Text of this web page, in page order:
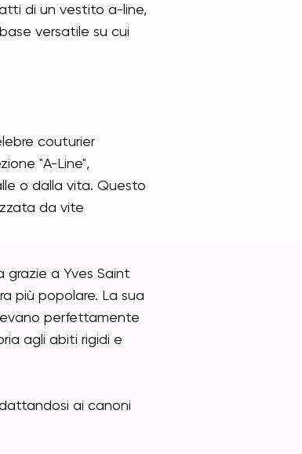
di un vestito a-line,
versatile su cui
couturier
"A-Line",
o dalla vita. Questo
da vite
grazie a Yves Saint
più popolare. La sua
perfettamente
agli abiti rigidi e
ai canoni